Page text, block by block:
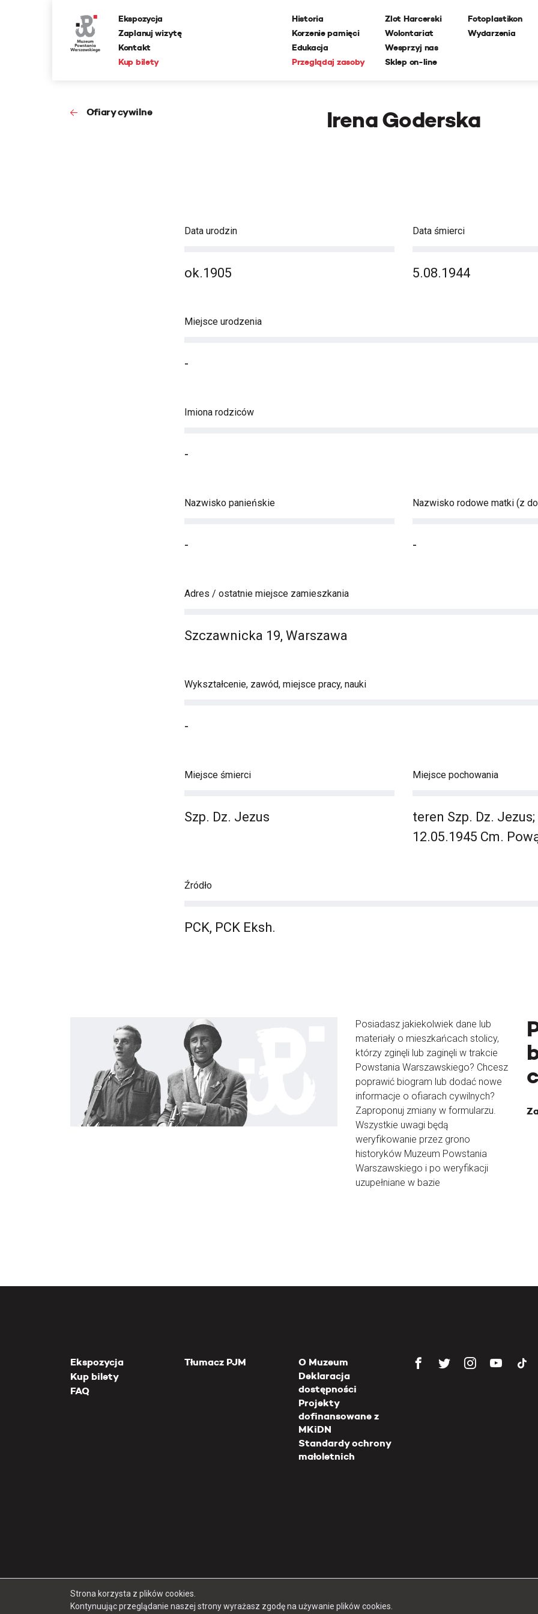
Ekspozycja
Zaplanuj wizytę
Kontakt
Kup bilety
Historia
Korzenie pamięci
Edukacja
Przeglądaj zasoby
Zlot Harcerski
Wolontariat
Wesprzyj nas
Sklep on-line
Fotoplastikon
Wydarzenia
Ofiary cywilne Irena Goderska
Data urodzin
ok.1905
Data śmierci
5.08.1944
Miejsce urodzenia
-
Imiona rodziców
-
Nazwisko panieńskie
-
Nazwisko rodowe matki (z
-
Adres / ostatnie miejsce zamieszkania
Szczawnicka 19, Warszawa
Wykształcenie, zawód, miejsce pracy, nauki
-
Miejsce śmierci
Szp. Dz. Jezus
Miejsce pochowania
teren Szp. Dz.
12.05.1945 Cm.
Źródło
PCK, PCK Eksh.
Posiadasz jakiekolwiek dane lub
materiały o mieszkańcach stolicy,
którzy zginęli lub zaginęli w trakcie
Powstania Warszawskiego? Chcesz
poprawić biogram lub dodać nowe
informacje o ofiarach cywilnych?
Zaproponuj zmiany w formularzu.
Wszystkie uwagi będą
weryfikowanie przez grono
historyków Muzeum Powstania
Warszawskiego i po weryfikacji
uzupełniane w bazie
Ekspozycja
Kup bilety
FAQ
Tłumacz PJM
O Muzeum
Deklaracja
dostępności
Projekty
dofinansowane z
MKiDN
Standardy ochrony
małoletnich
Copyright 2026 Muzeum Powstania Warszawskiego
Strona korzysta z plików cookies.
Kontynuując przeglądanie naszej strony wyrażasz zgodę na używanie plików cookies.